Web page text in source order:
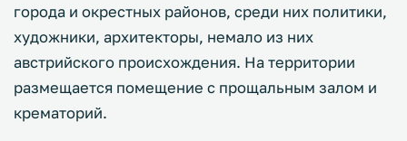
города и окрестных районов, среди них политики,
художники, архитекторы, немало из них
австрийского происхождения. На территории
размещается помещение с прощальным залом и
крематорий.